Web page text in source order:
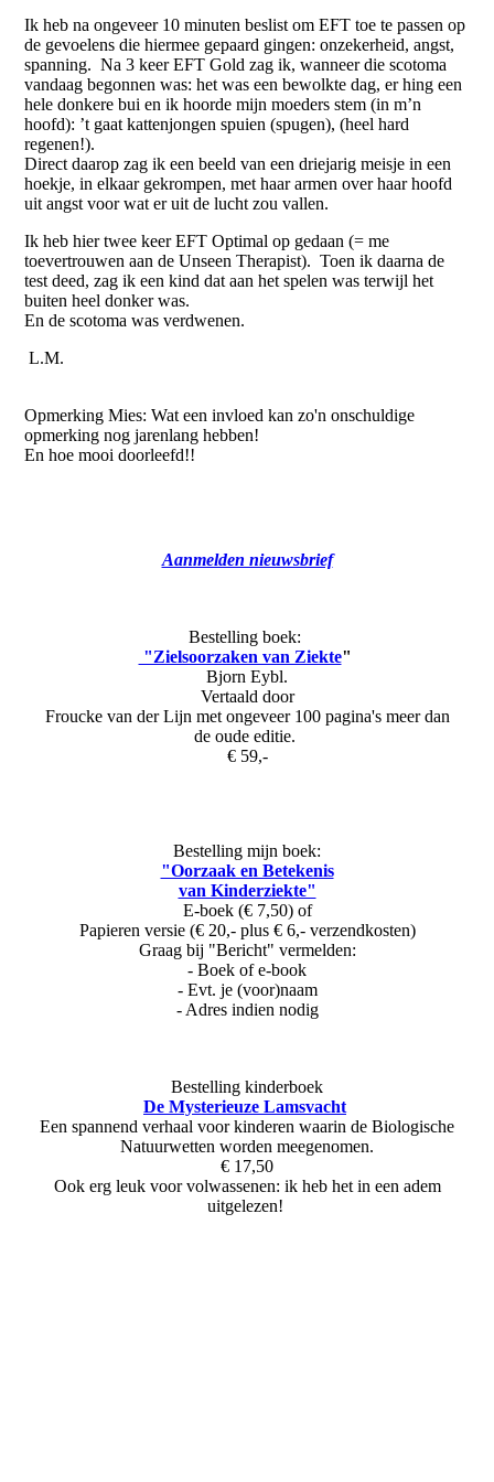
Ik heb na ongeveer 10 minuten beslist om EFT toe te passen op
de gevoelens die hiermee gepaard gingen: onzekerheid, angst,
spanning. Na 3 keer EFT Gold zag ik, wanneer die scotoma
vandaag begonnen was: het was een bewolkte dag, er hing een
hele donkere bui en ik hoorde mijn moeders stem (in m’n
hoofd): ’t gaat kattenjongen spuien (spugen), (heel hard
regenen!).
Direct daarop zag ik een beeld van een driejarig meisje in een
hoekje, in elkaar gekrompen, met haar armen over haar hoofd
uit angst voor wat er uit de lucht zou vallen.
Ik heb hier twee keer EFT Optimal op gedaan (= me
toevertrouwen aan de Unseen Therapist). Toen ik daarna de
test deed, zag ik een kind dat aan het spelen was terwijl het
buiten heel donker was.
En de scotoma was verdwenen.
L.M.
Opmerking Mies: Wat een invloed kan zo'n onschuldige
opmerking nog jarenlang hebben!
En hoe mooi doorleefd!!
Aanmelden nieuwsbrief
Bestelling boek:
"Zielsoorzaken van Ziekte"
Bjorn Eybl.
Vertaald door
Froucke van der Lijn met ongeveer 100 pagina's meer dan
de oude editie.
€ 59,-
Bestelling mijn boek:
"Oorzaak en Betekenis
van Kinderziekte"
E-boek (€ 7,50) of
Papieren versie (€ 20,- plus € 6,- verzendkosten)
Graag bij "Bericht" vermelden:
- Boek of e-book
- Evt. je (voor)naam
- Adres indien nodig
Bestelling kinderboek
De Mysterieuze Lamsvacht
Een spannend verhaal voor kinderen waarin de Biologische
Natuurwetten worden meegenomen.
€ 17,50
Ook erg leuk voor volwassenen: ik heb het in een adem
uitgelezen!